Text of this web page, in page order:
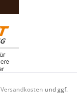
Versandkosten und ggf.